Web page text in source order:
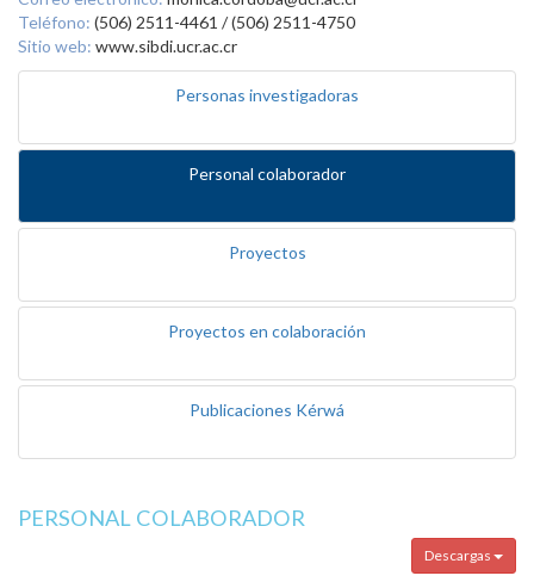
Teléfono: (506) 2511-4461 / (506) 2511-4750
Sitio web: www.sibdi.ucr.ac.cr
Personas investigadoras
Personal colaborador
Proyectos
Proyectos en colaboración
Publicaciones Kérwá
PERSONAL COLABORADOR
Descargas